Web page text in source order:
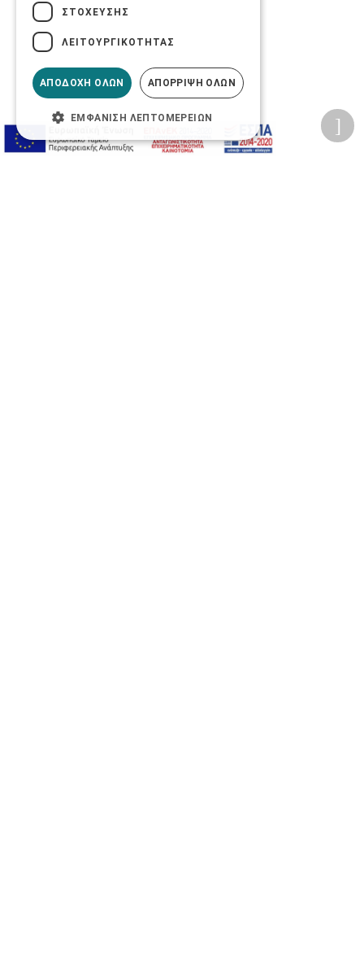
ΣΤΌΧΕΥΣΗΣ
ΛΕΙΤΟΥΡΓΙΚΌΤΗΤΑΣ
ΑΠΟΔΟΧΉ ΌΛΩΝ ΑΠΌΡΡΙΨΗ ΌΛΩΝ
ΕΜΦΆΝΙΣΗ ΛΕΠΤΟΜΕΡΕΙΏΝ